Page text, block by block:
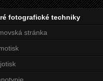
fotografické techniky
stránka